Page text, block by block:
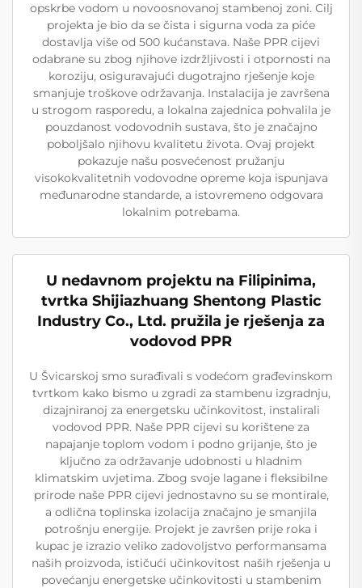
opskrbe vodom u novoosnovanoj stambenoj zoni. Cilj
projekta je bio da se čista i sigurna voda za piće
dostavlja više od 500 kućanstava. Naše PPR cijevi
odabrane su zbog njihove izdržljivosti i otpornosti na
koroziju, osiguravajući dugotrajno rješenje koje
smanjuje troškove održavanja. Instalacija je završena
u strogom rasporedu, a lokalna zajednica pohvalila je
pouzdanost vodovodnih sustava, što je značajno
poboljšalo njihovu kvalitetu života. Ovaj projekt
pokazuje našu posvećenost pružanju
visokokvalitetnih vodovodne opreme koja ispunjava
međunarodne standarde, a istovremeno odgovara
lokalnim potrebama.
U nedavnom projektu na Filipinima,
tvrtka Shijiazhuang Shentong Plastic
Industry Co., Ltd. pružila je rješenja za
vodovod PPR
U Švicarskoj smo surađivali s vodećom građevinskom
tvrtkom kako bismo u zgradi za stambenu izgradnju,
dizajniranoj za energetsku učinkovitost, instalirali
vodovod PPR. Naše PPR cijevi su korištene za
napajanje toplom vodom i podno grijanje, što je
ključno za održavanje udobnosti u hladnim
klimatskim uvjetima. Zbog svoje lagane i fleksibilne
prirode naše PPR cijevi jednostavno su se montirale,
a odlična toplinska izolacija značajno je smanjila
potrošnju energije. Projekt je završen prije roka i
kupac je izrazio veliko zadovoljstvo performansama
naših proizvoda, ističući učinkovitost naših rješenja u
povećanju energetske učinkovitosti u stambenim